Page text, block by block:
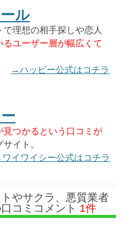
ル
理想の相手探しや恋人
るユーザー層が幅広くて
→ハッピー公式はコチラ
見つかるという口コミが
イト。
イワイシー公式はコチラ
やサクラ、悪質業者
コミコメント 1件